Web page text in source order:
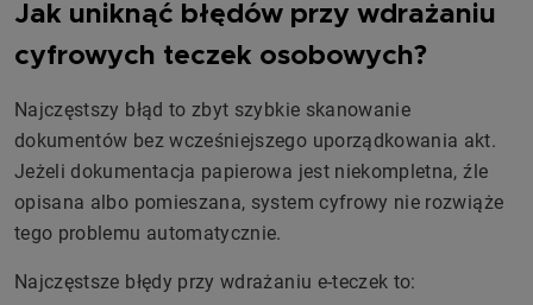
Jak uniknąć błędów przy wdrażaniu
cyfrowych teczek osobowych?
Najczęstszy błąd to zbyt szybkie skanowanie
dokumentów bez wcześniejszego uporządkowania akt.
Jeżeli dokumentacja papierowa jest niekompletna, źle
opisana albo pomieszana, system cyfrowy nie rozwiąże
tego problemu automatycznie.
Najczęstsze błędy przy wdrażaniu e-teczek to: